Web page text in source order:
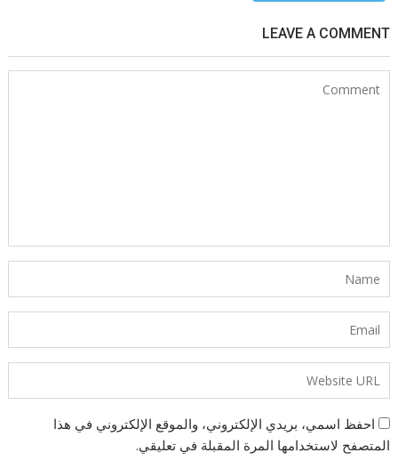
LEAVE A COMMENT
احفظ اسمي، بريدي الإلكتروني، والموقع الإلكتروني في هذا
المتصفح لاستخدامها المرة المقبلة في تعليقي.